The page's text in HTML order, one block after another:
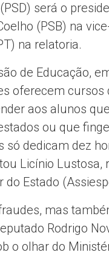
será o
(PSB) na
na relatoria.
de Educação,
oferecem
aos alunos
ou que
dedicam dez
Licínio Lustosa,
do Estado
mas
Rodrigo
o olhar do